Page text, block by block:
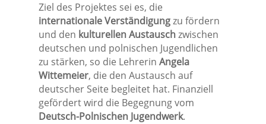
Ziel des Projektes sei es, die
internationale Verständigungzu fördern
und den kulturellen Austauschzwischen
deutschen und polnischen Jugendlichen
zu stärken, so die Lehrerin Angela
Wittemeier, die den Austausch auf
deutscher Seite begleitet hat. Finanziell
gefördert wird die Begegnung vom
Deutsch-Polnischen Jugendwerk.